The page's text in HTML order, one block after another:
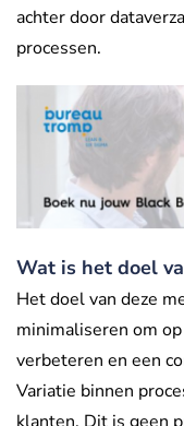
achter door
processen.
Wat is het doel
Het doel van deze
minimaliseren om
verbeteren en een
Variatie binnen